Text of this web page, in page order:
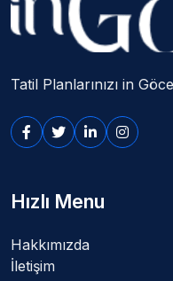
Tatil Planlarınızı in
Hızlı Menu
Hakkımızda
İletişim